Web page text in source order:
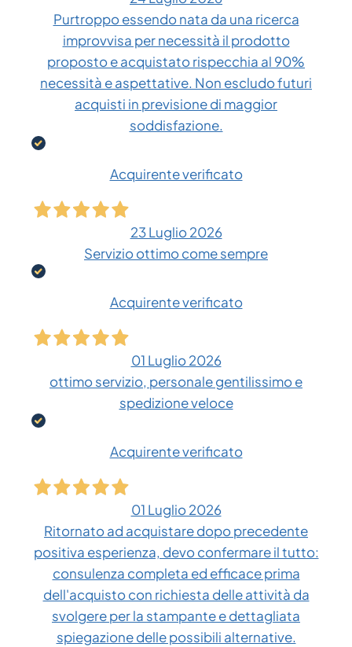
Purtroppo essendo nata da una ricerca
improvvisa per necessità il prodotto
proposto e acquistato rispecchia al 90%
necessità e aspettative. Non escludo futuri
acquisti in previsione di maggior
soddisfazione.
Acquirente verificato
23 Luglio 2026
Servizio ottimo come sempre
Acquirente verificato
01 Luglio 2026
ottimo servizio, personale gentilissimo e
spedizione veloce
Acquirente verificato
01 Luglio 2026
Ritornato ad acquistare dopo precedente
positiva esperienza, devo confermare il tutto:
consulenza completa ed efficace prima
dell'acquisto con richiesta delle attività da
svolgere per la stampante e dettagliata
spiegazione delle possibili alternative.